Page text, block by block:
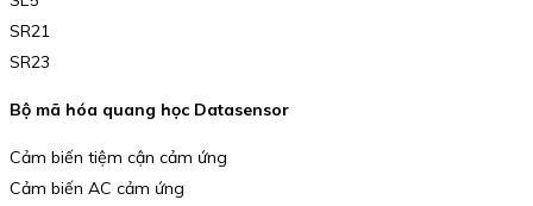
SR21
SR23
Bộ mã hóa quang học Datasensor
Cảm biến tiệm cận cảm ứng
Cảm biến AC cảm ứng